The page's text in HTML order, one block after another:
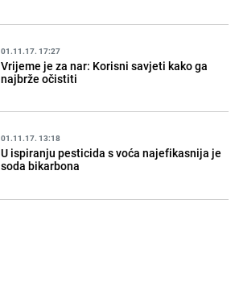
01.11.17. 17:27
Vrijeme je za nar: Korisni savjeti kako ga
najbrže očistiti
01.11.17. 13:18
U ispiranju pesticida s voća najefikasnija je
soda bikarbona